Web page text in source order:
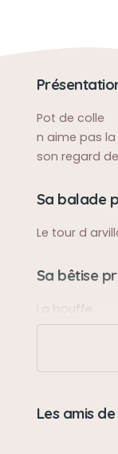
Pot de colle
n aime pas
son regard
Sa balade
Le tour d
Sa bêtise
La bouffe
les autres
Les amis